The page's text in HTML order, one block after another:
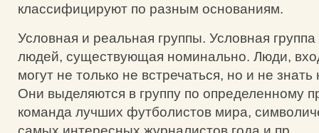
классифицируют по разным основаниям.
Условная и реальная группы. Условная
людей, существующая номинально. Люди,
могут не только не встречаться, но и не знать
Они выделяются в группу по определенному
команда лучших футболистов мира,